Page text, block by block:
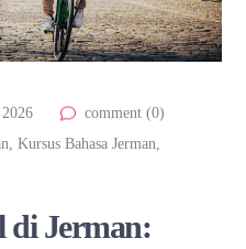
comment (0)
,Kursus Bahasa Jerman,
di Jerman: